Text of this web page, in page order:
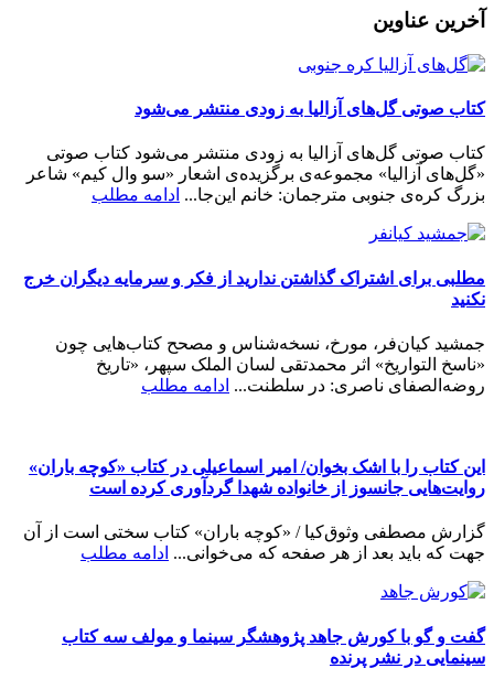
آخرین عناوین
کتاب صوتی گل‌های آزالیا به زودی منتشر می‌شود
کتاب صوتی گل‌های آزالیا به زودی منتشر می‌شود کتاب صوتی
«گل‌های آزالیا» مجموعه‌ی برگزیده‌ی اشعار «سو وال کیم» شاعر
بزرگ کره‌ی جنوبی مترجمان: خانم این‌جا... ادامه مطلب
مطلبی برای اشتراک گذاشتن ندارید از فکر و سرمایه دیگران خرج
نکنید
جمشید کیان‌فر، مورخ، نسخه‌شناس و مصحح کتاب‌هایی چون
«ناسخ التواریخ» اثر محمدتقی لسان الملک سپهر، «تاریخ
روضه‌الصفای ناصری: در سلطنت... ادامه مطلب
این کتاب را با اشک بخوان/ امیر اسماعیلی در کتاب «کوچه باران»
روایت‌هایی جانسوز از خانواده شهدا گردآوری کرده است
گزارش مصطفی وثوق‌کیا / «کوچه باران» کتاب سختی است از آن
جهت که باید بعد از هر صفحه که می‌خوانی... ادامه مطلب
گفت و گو با کورش جاهد پژوهشگر سینما و مولف سه کتاب
سینمایی در نشر پرنده